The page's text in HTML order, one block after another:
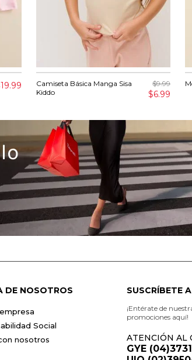
Camiseta Básica Manga Sisa
Kiddo
$9.99
$6.99
DE NOSOTROS
Social
nosotros
SUSCRÍBETE
¡Entérate de
promociones aquí!
ATENCIÓN AL
GYE